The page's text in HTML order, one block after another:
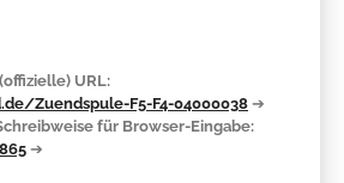
URL:
Zuendspule-F5-F4-04000038 ➔
für Browser-Eingabe:
➔